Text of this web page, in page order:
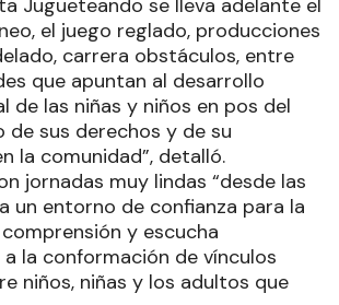
Jugueteando se lleva adelante el
el juego reglado, producciones
carrera obstáculos, entre
que apuntan al desarrollo
de las niñas y niños en pos del
de sus derechos y de su
la comunidad”, detalló.
jornadas muy lindas “desde las
un entorno de confianza para la
y escucha
la conformación de vínculos
niños, niñas y los adultos que